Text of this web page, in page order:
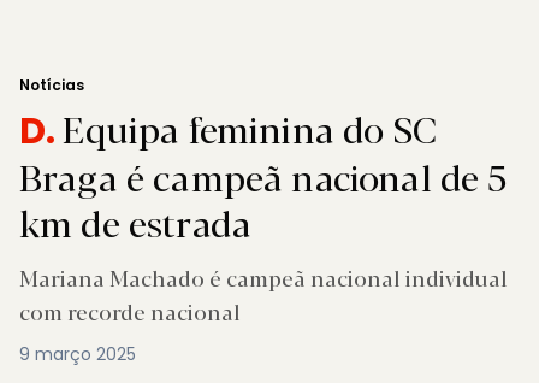
Notícias
D.Equipa feminina do SC
Braga é campeã nacional de 5
km de estrada
Mariana Machado é campeã nacional individual
com recorde nacional
9 março 2025